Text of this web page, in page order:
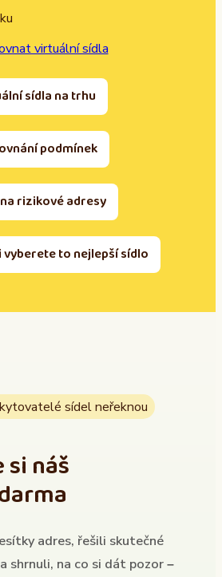
virtuální sídla
sídla na trhu
podmínek
rizikové adresy
vyberete to nejlepší sídlo
sídel neřeknou
náš
adres, řešili skutečné
shrnuli, na co si dát pozor –